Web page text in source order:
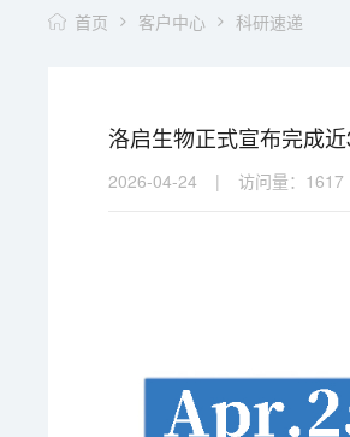
首页 客户中心 科研速递
洛启生物正式宣布完成
2026-04-24 | 访问量： 1617